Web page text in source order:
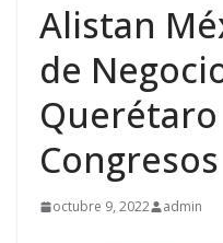
Alistan
de
Congresos
octubre 9, 2022 admin